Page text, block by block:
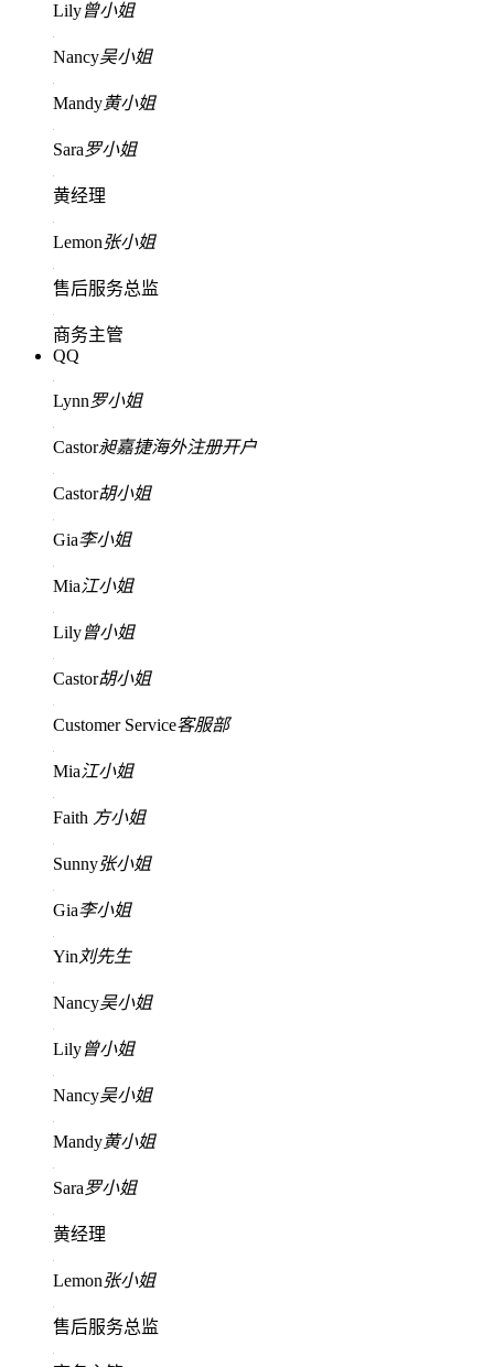
Lily曾小姐
Nancy吴小姐
Mandy黄小姐
Sara罗小姐
黄经理
Lemon张小姐
售后服务总监
商务主管
QQ
Lynn罗小姐
Castor昶嘉捷海外注册开户
Castor胡小姐
Gia李小姐
Mia江小姐
Lily曾小姐
Castor胡小姐
Customer Service客服部
Mia江小姐
Faith 方小姐
Sunny张小姐
Gia李小姐
Yin 刘先生
Nancy吴小姐
Lily曾小姐
Nancy吴小姐
Mandy黄小姐
Sara罗小姐
黄经理
Lemon张小姐
售后服务总监